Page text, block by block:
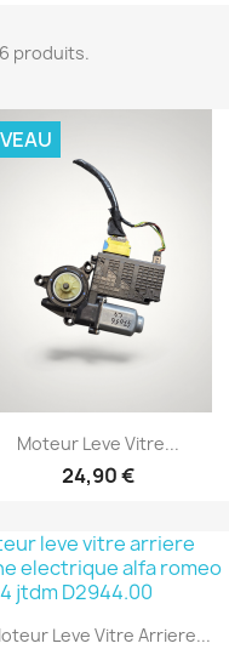
produits.
Aperçu rapide
Moteur Leve Vitre...
24,90 €
Aperçu rapide
Leve Vitre Arriere...